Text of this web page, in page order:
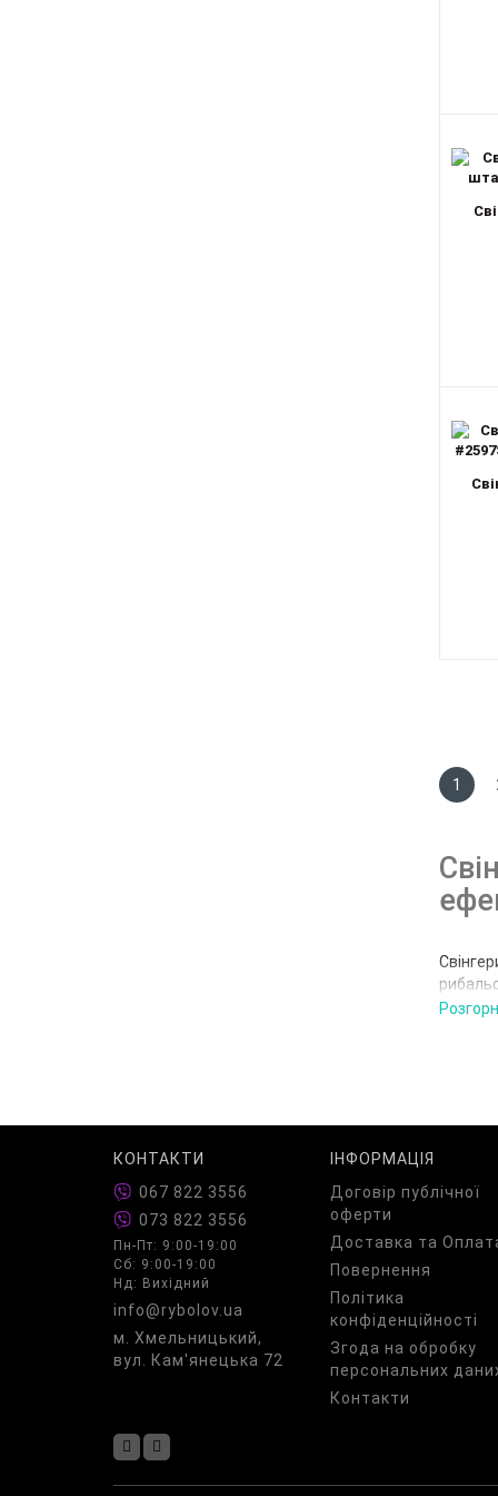
1
цієї
У чому
Дизайн
КОНТАКТИ
067 822 3556
073 822 3556
Пн-Пт: 9:00-19:00
Сб: 9:00-19:00
Нд: Вихідний
info@rybolov.ua
м. Хмельницький,
вул. Кам'янецька 72
ІНФОРМАЦІЯ
Договір публічної
оферти
Доставка та
Повернення
Політика
конфіденційності
Згода на обробку
персональних
Контакти